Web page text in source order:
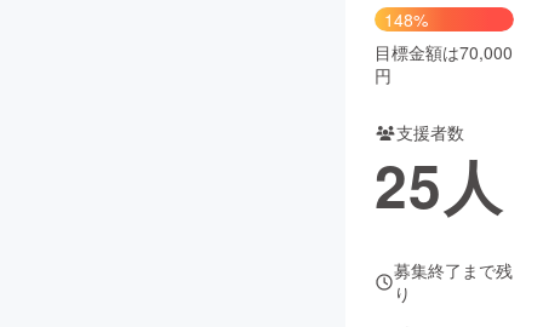
CAMPFIRE Creation
コミュニティ
148%
目標金額は70,000
円
支援者数
25人
募集終了まで残
り